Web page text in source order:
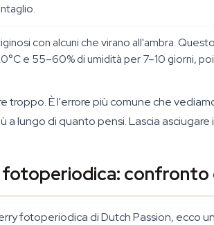
con alcuni che virano all'ambra.
e 55–60% di umidità per 7–10 giorni,
troppo. È l'errore più comune che
a lungo di quanto pensi. Lascia
fotoperiodica di Dutch Passion, ecco